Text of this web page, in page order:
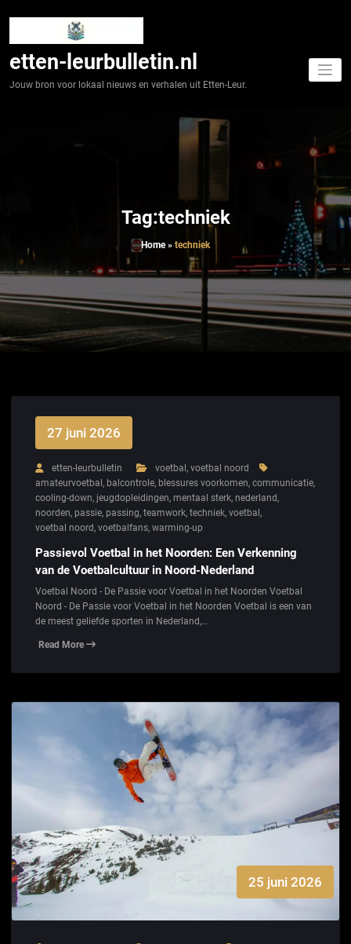
etten-leurbulletin.nl
Jouw bron voor lokaal nieuws en verhalen uit Etten-Leur.
Tag:techniek
Home» techniek
27 juni 2026
etten-leurbulletin voetbal , voetbal noord
amateurvoetbal , balcontrole, blessures voorkomen, communicatie,
cooling-down, jeugdopleidingen, mentaal sterk, nederland,
noorden, passie, passing, teamwork, techniek, voetbal ,
voetbal noord, voetbalfans, warming-up
Passievol Voetbal in het Noorden: Een Verkenning
van de Voetbalcultuur in Noord-Nederland
Voetbal Noord - De Passie voor Voetbal in het Noorden Voetbal
Noord - De Passie voor Voetbal in het Noorden Voetbal is een van
de meest geliefde sporten in Nederland,…
Read More
25 juni 2026